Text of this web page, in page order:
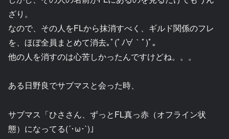
ざり。
なので、その人をFLから抹消すべく、ギルド関係のフレ
を、ほぼ全員まとめて消去｡ﾟ(ﾟﾉ∀｀ﾟ)ﾟ｡
他の人を消すのは心苦しかったんですけどね。。。
ある日野良でサブマスと会った時、
サブマス「ひささん、ずっとFL真っ赤（オフライン状
態）になってる(´･ω･`)」